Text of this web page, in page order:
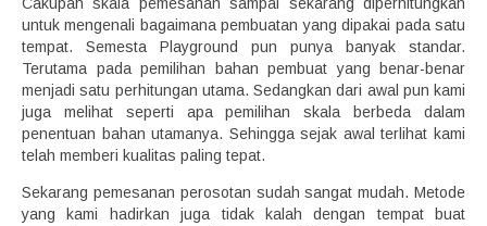
untuk mengenali bagaimana pembuatan yang dipakai pada satu
tempat. Semesta Playground pun punya banyak standar.
Terutama pada pemilihan bahan pembuat yang benar-benar
menjadi satu perhitungan utama. Sedangkan dari awal pun kami
juga melihat seperti apa pemilihan skala berbeda dalam
penentuan bahan utamanya. Sehingga sejak awal terlihat kami
telah memberi kualitas paling tepat.
Sekarang pemesanan perosotan sudah sangat mudah. Metode
yang kami hadirkan juga tidak kalah dengan tempat buat